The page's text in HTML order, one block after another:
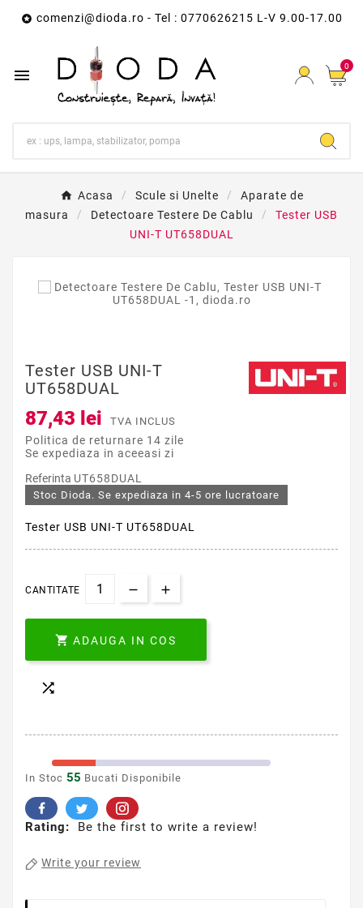
 comenzi@dioda.ro - Tel : 0770626215 L-V 9.00-17.00
 0
Acasa Scule si Unelte
Aparate de
masura
Detectoare Testere De Cablu
Tester USB
UNI-T UT658DUAL
Tester USB UNI-T
UT658DUAL
87,43 lei TVA INCLUS
Politica de returnare 14 zile
Se expediaza in aceeasi zi
Referinta UT658DUAL
Stoc Dioda. Se expediaza in 4-5 ore lucratoare
Tester USB UNI-T UT658DUAL
CANTITATE
 ADAUGA IN COS

In Stoc 55 Bucati Disponibile
Rating: Be the first to write a review!
Write your review